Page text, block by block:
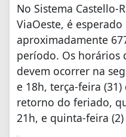
No Sistema Castello-
ViaOeste, é
aproximadamente
período. Os horários
devem ocorrer na
e 18h, terça-feira
retorno do feriado,
21h, e quinta-feira